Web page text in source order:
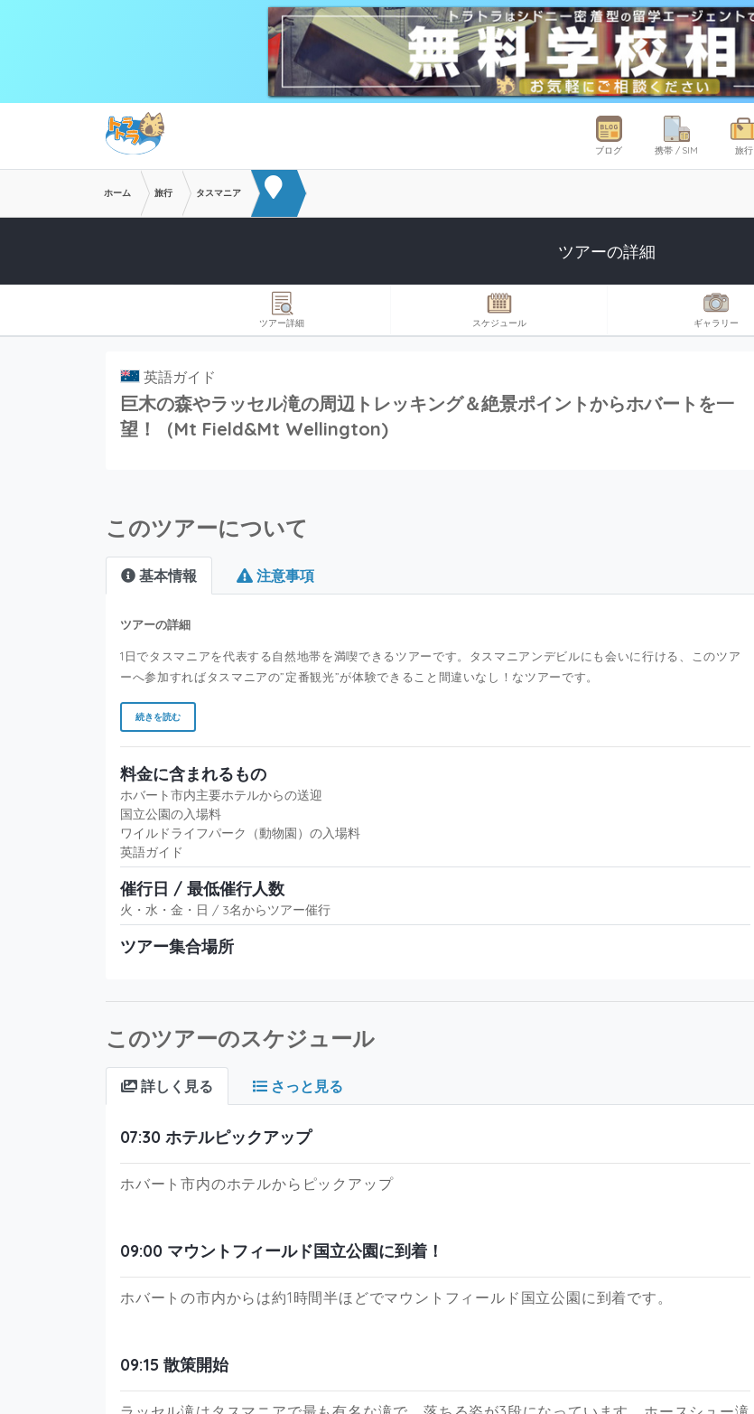
ブログ 携帯 / SIM 旅行
ホーム 旅行 タスマニア
ツアーの詳細
ツアー詳細 スケジュール ギャラリー
英語ガイド
巨木の森やラッセル滝の周辺トレッキング＆絶景ポイントからホバートを一
望！（Mt Field&Mt Wellington)
このツアーについて
基本情報 注意事項
ツアーの詳細
1日でタスマニアを代表する自然地帯を満喫できるツアーです。タスマニアンデビルにも会いに行ける、このツア
ーへ参加すればタスマニアの”定番観光”が体験できること間違いなし！なツアーです。
続きを読む
料金に含まれるもの
ホバート市内主要ホテルからの送迎
国立公園の入場料
ワイルドライフパーク（動物園）の入場料
英語ガイド
催行日 / 最低催行人数
火・水・金・日 / 3名からツアー催行
ツアー集合場所
このツアーのスケジュール
詳しく見る さっと見る
07:30 ホテルピックアップ
ホバート市内のホテルからピックアップ
09:00 マウントフィールド国立公園に到着！
ホバートの市内からは約1時間半ほどでマウントフィールド国立公園に到着です。
09:15 散策開始